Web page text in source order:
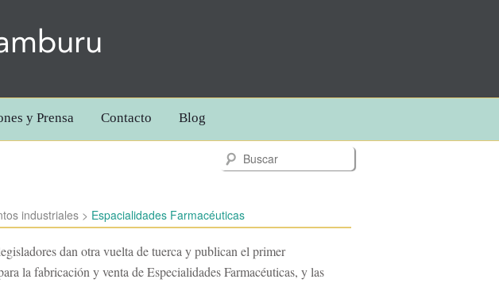
y Prensa Contacto Blog
industriales > Espacialidades Farmacéuticas
dan otra vuelta de tuerca y publican el primer
la fabricación y venta de Especialidades Farmacéuticas, y las